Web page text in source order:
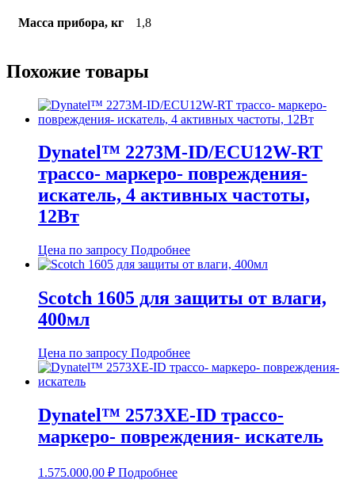
Масса прибора, кг 1,8
Похожие товары
Dynatel™ 2273М-ID/ECU12W-RT
трассо- маркеро- повреждения-
искатель, 4 активных частоты,
12Вт
Цена по запросу Подробнее
Scotch 1605 для защиты от влаги,
400мл
Цена по запросу Подробнее
Dynatel™ 2573XE-ID трассо-
маркеро- повреждения- искатель
1.575.000,00 ₽ Подробнее